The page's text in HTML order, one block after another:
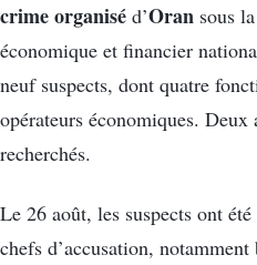
crime organisé d’Oran sous
économique et financier
neuf suspects, dont quatre
opérateurs économiques.
recherchés.
Le 26 août, les suspects ont
chefs d’accusation,